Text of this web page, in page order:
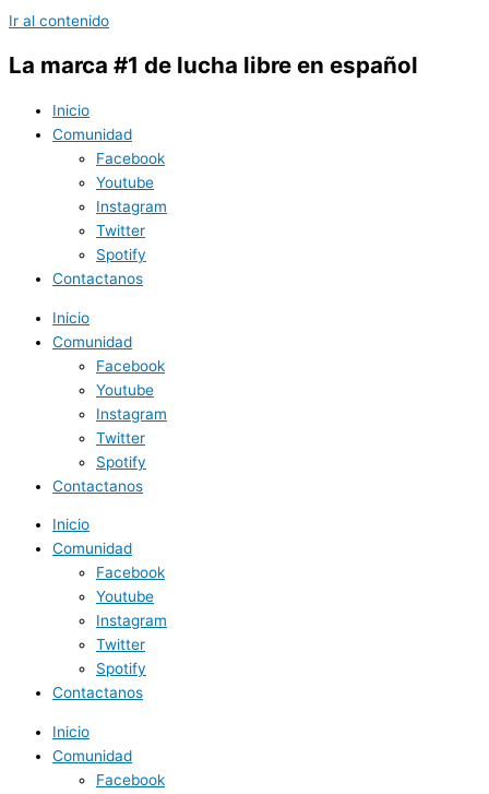
Ir al contenido
La marca #1 de lucha libre en español
Inicio
Comunidad
Facebook
Youtube
Instagram
Twitter
Spotify
Contactanos
Inicio
Comunidad
Facebook
Youtube
Instagram
Twitter
Spotify
Contactanos
Inicio
Comunidad
Facebook
Youtube
Instagram
Twitter
Spotify
Contactanos
Inicio
Comunidad
Facebook